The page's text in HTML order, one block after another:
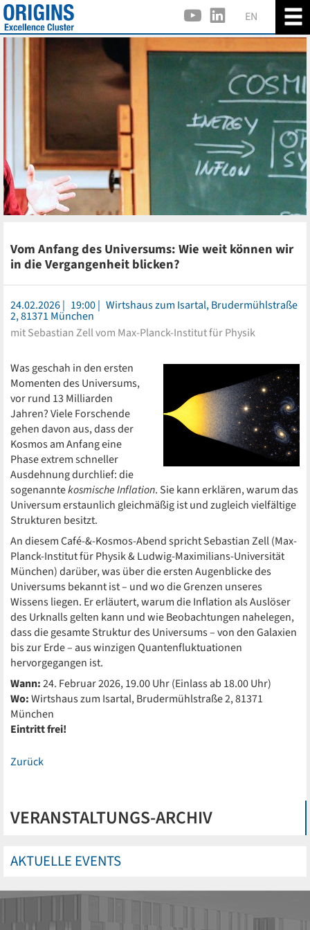
EN
VERANSTALTUNGS-ARCHIV
AKTUELLE EVENTS
Vom Anfang des Universums: Wie weit können wir
in die Vergangenheit blicken?
24.02.2026 19:00 Wirtshaus zum Isartal, Brudermühlstraße
2, 81371 München
mit Sebastian Zell vom Max-Planck-Institut für Physik
Was geschah in den ersten
Momenten des Universums,
vor rund 13 Milliarden
Jahren? Viele Forschende
gehen davon aus, dass der
Kosmos am Anfang eine
Phase extrem schneller
Ausdehnung durchlief: die
sogenanntekosmische Inflation. Sie kann erklären, warum das
Universum erstaunlich gleichmäßig ist und zugleich vielfältige
Strukturen besitzt.
An diesem Café-&-Kosmos-Abend spricht Sebastian Zell (Max-
Planck-Institut für Physik & Ludwig-Maximilians-Universität
München) darüber, was über die ersten Augenblicke des
Universums bekannt ist – und wo die Grenzen unseres
Wissens liegen. Er erläutert, warum die Inflation als Auslöser
des Urknalls gelten kann und wie Beobachtungen nahelegen,
dass die gesamte Struktur des Universums – von den Galaxien
bis zur Erde – aus winzigen Quantenfluktuationen
hervorgegangen ist.
Wann:24. Februar 2026, 19.00 Uhr (Einlass ab 18.00 Uhr)
Wo:Wirtshaus zum Isartal, Brudermühlstraße 2, 81371
München
Eintritt frei!
Zurück